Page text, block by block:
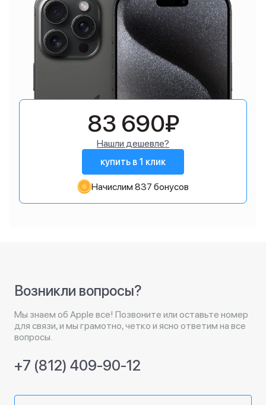
83 690₽
Нашли дешевле?
купить в 1 клик
Начислим 837 бонусов
Возникли вопросы?
Мы знаем об Apple все! Позвоните или оставьте номер
для связи, и мы грамотно, четко и ясно ответим на все
вопросы.
+7 (812) 409-90-12